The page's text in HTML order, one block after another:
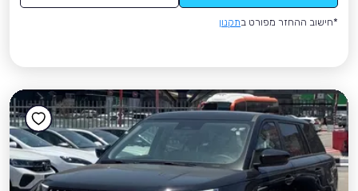
*חישוב ההחזר מפורט בתקנון